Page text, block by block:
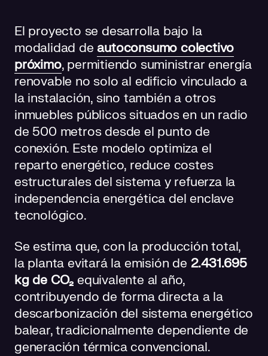
El proyecto se desarrolla bajo la
modalidad deautoconsumo colectivo
próximo, permitiendo suministrar energía
renovable no solo al edificio vinculado a
la instalación, sino también a otros
inmuebles públicos situados en un radio
de 500 metros desde el punto de
conexión. Este modelo optimiza el
reparto energético, reduce costes
estructurales del sistema y refuerza la
independencia energética del enclave
tecnológico.
Se estima que, con la producción total,
la planta evitará la emisión de 2.431.695
kg de CO₂ equivalente al año,
contribuyendo de forma directa a la
descarbonización del sistema energético
balear, tradicionalmente dependiente de
generación térmica convencional.